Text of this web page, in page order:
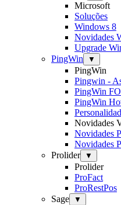
Microsoft
Soluções
Windows 8
Novidades
Upgrade
PingWin
▼
PingWin
Pingwin -
PingWin
PingWin
Novidades
Novidades
Novidades
Prolider
▼
Prolider
ProFact
ProRestPos
Sage
▼